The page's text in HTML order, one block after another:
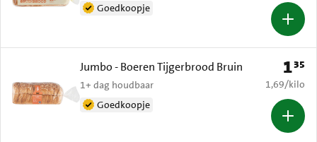
Goedkoopje
Jumbo - Boeren Tijgerbrood Bruin
1+ dag houdbaar
Goedkoopje
Prijs:
135
€ 1,69 per
1,69/kilo